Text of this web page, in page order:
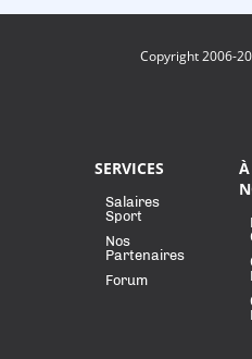
Copyright 2006-
SERVICES
Salaires
Sport
Nos
Partenaires
Forum